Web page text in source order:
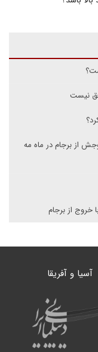
نیست
از برجام در ماه مه
خروج از برجام
آسیا و آفریقا